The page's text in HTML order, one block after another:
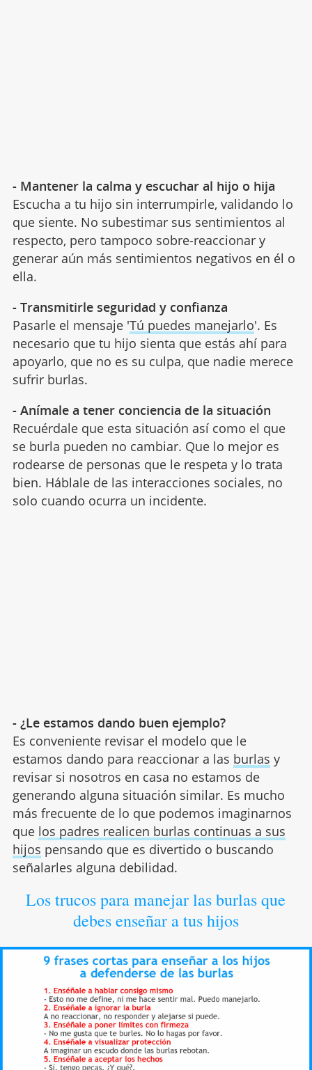
- Mantener la calma y escuchar al hijo o hija
Escucha a tu hijo sin interrumpirle, validando lo
que siente. No subestimar sus sentimientos al
respecto, pero tampoco sobre-reaccionar y
generar aún más sentimientos negativos en él o
ella.
- Transmitirle seguridad y confianza
Pasarle el mensaje 'Tú puedes manejarlo'. Es
necesario que tu hijo sienta que estás ahí para
apoyarlo, que no es su culpa, que nadie merece
sufrir burlas.
- Anímale a tener conciencia de la situación
Recuérdale que esta situación así como el que
se burla pueden no cambiar. Que lo mejor es
rodearse de personas que le respeta y lo trata
bien. Háblale de las interacciones sociales, no
solo cuando ocurra un incidente.
- ¿Le estamos dando buen ejemplo?
Es conveniente revisar el modelo que le
estamos dando para reaccionar a las burlas y
revisar si nosotros en casa no estamos de
generando alguna situación similar. Es mucho
más frecuente de lo que podemos imaginarnos
que los padres realicen burlas continuas a sus
hijos pensando que es divertido o buscando
señalarles alguna debilidad.
Los trucos para manejar las burlas que
debes enseñar a tus hijos